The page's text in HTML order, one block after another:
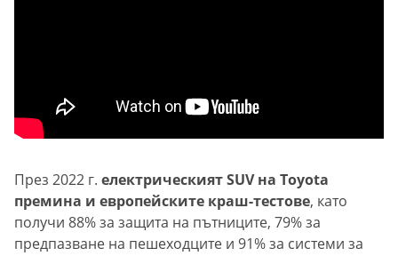
През 2022 г. електрическият SUV на Toyota
премина и европейските краш-тестове, като
получи 88% за защита на пътниците, 79% за
предпазване на пешеходците и 91% за системи за